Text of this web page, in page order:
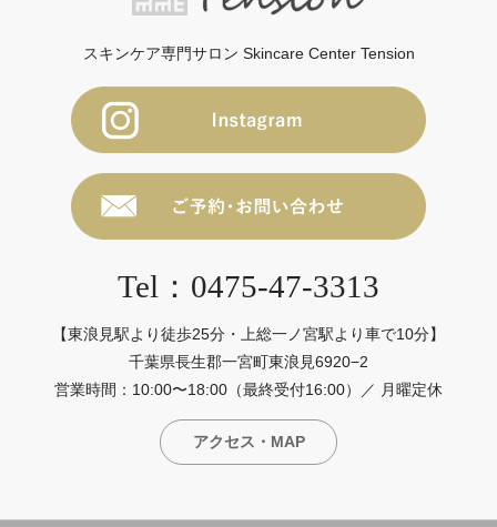
スキンケア専門サロン Skincare Center Tension
Tel：0475-47-3313
【東浪見駅より徒歩25分・上総一ノ宮駅より車で10分】
千葉県長生郡一宮町東浪見6920−2
営業時間：10:00〜18:00（最終受付16:00）／ 月曜定休
アクセス・MAP